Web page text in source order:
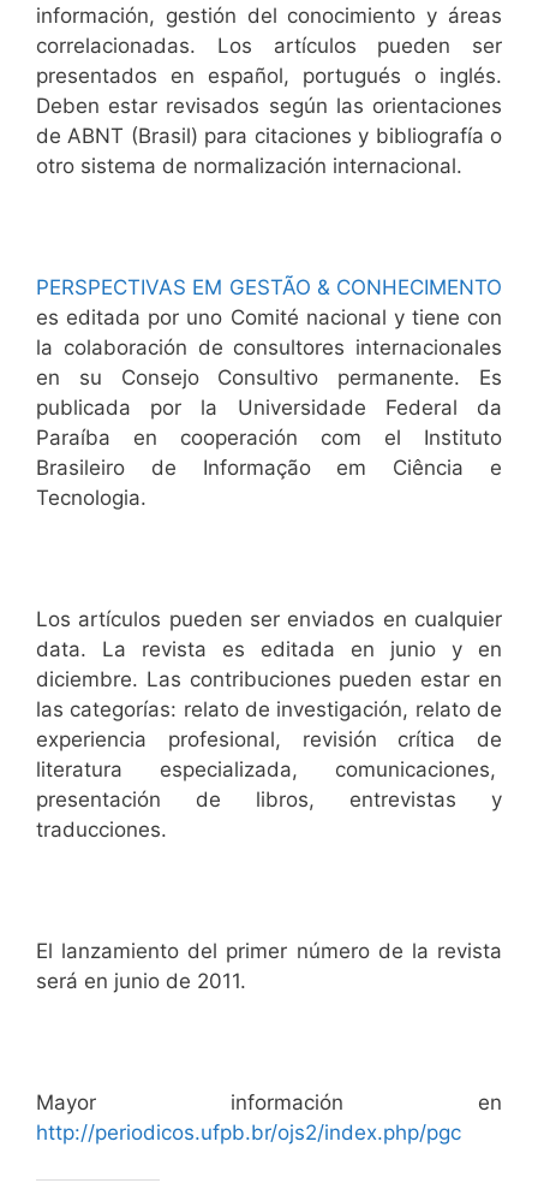
información, gestión del conocimiento y áreas
correlacionadas. Los artículos pueden ser
presentados en español, portugués o inglés.
Deben estar revisados según las orientaciones
de ABNT (Brasil) para citaciones y bibliografía o
otro sistema de normalización internacional.
PERSPECTIVAS EM GESTÃO & CONHECIMENTO
es editada por uno Comité nacional y tiene con
la colaboración de consultores internacionales
en su Consejo Consultivo permanente. Es
publicada por la Universidade Federal da
Paraíba en cooperación com el Instituto
Brasileiro de Informação em Ciência e
Tecnologia.
Los artículos pueden ser enviados en cualquier
data. La revista es editada en junio y en
diciembre. Las contribuciones pueden estar en
las categorías: relato de investigación, relato de
experiencia profesional, revisión crítica de
literatura especializada, comunicaciones,
presentación de libros, entrevistas y
traducciones.
El lanzamiento del primer número de la revista
será en junio de 2011.
Mayor información en
http://periodicos.ufpb.br/ojs2/index.php/pgc